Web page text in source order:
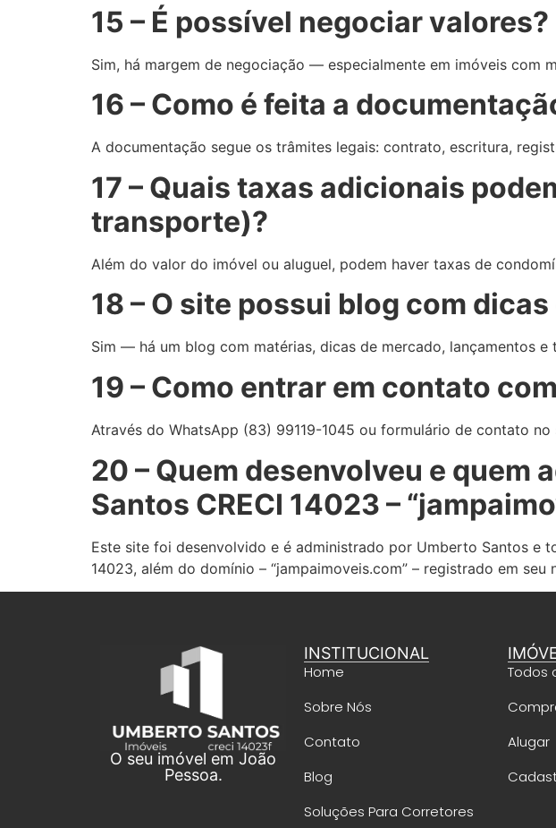
15 – É possível negociar valores?
Sim, há margem de negociação — especialmente em imóveis com
16 – Como é feita a
A documentação segue os trâmites legais: contrato, escritura,
17 – Quais taxas adicionais
transporte)?
Além do valor do imóvel ou aluguel, podem haver taxas de
18 – O site possui blog com
Sim — há um blog com matérias, dicas de mercado, lançamentos e
19 – Como entrar em contato
Através do WhatsApp (83) 99119-1045 ou formulário de contato no
20 – Quem desenvolveu e
Santos CRECI 14023 –
Este site foi desenvolvido e é administrado por Umberto Santos e
14023, além do domínio – “jampaimoveis.com” – registrado em seu
O seu imóvel em João
Pessoa.
INSTITUCIONAL
Home
Sobre Nós
Contato
Blog
Soluções Para Corretores
Todos
Alugar